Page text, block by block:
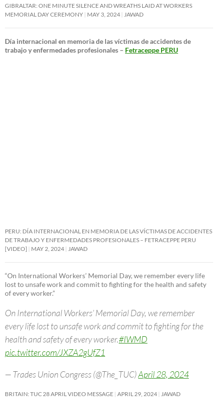
GIBRALTAR: ONE MINUTE SILENCE AND WREATHS LAID AT WORKERS
MEMORIAL DAY CEREMONY MAY 3, 2024 JAWAD
Día internacional en memoria de las víctimas de accidentes de
trabajo y enfermedades profesionales – Fetraceppe PERU
PERU: DÍA INTERNACIONAL EN MEMORIA DE LAS VÍCTIMAS DE ACCIDENTES
DE TRABAJO Y ENFERMEDADES PROFESIONALES – FETRACEPPE PERU
[VIDEO]
MAY 2, 2024 JAWAD
“On International Workers’ Memorial Day, we remember every life
lost to unsafe work and commit to fighting for the health and safety
of every worker.”
On International Workers’ Memorial Day, we remember
every life lost to unsafe work and commit to fighting for the
health and safety of every worker.#IWMD
pic.twitter.com/JXZA2gUfZ1
— Trades Union Congress (@The_TUC)April 28, 2024
BRITAIN: TUC 28 APRIL VIDEO MESSAGE APRIL 29, 2024 JAWAD